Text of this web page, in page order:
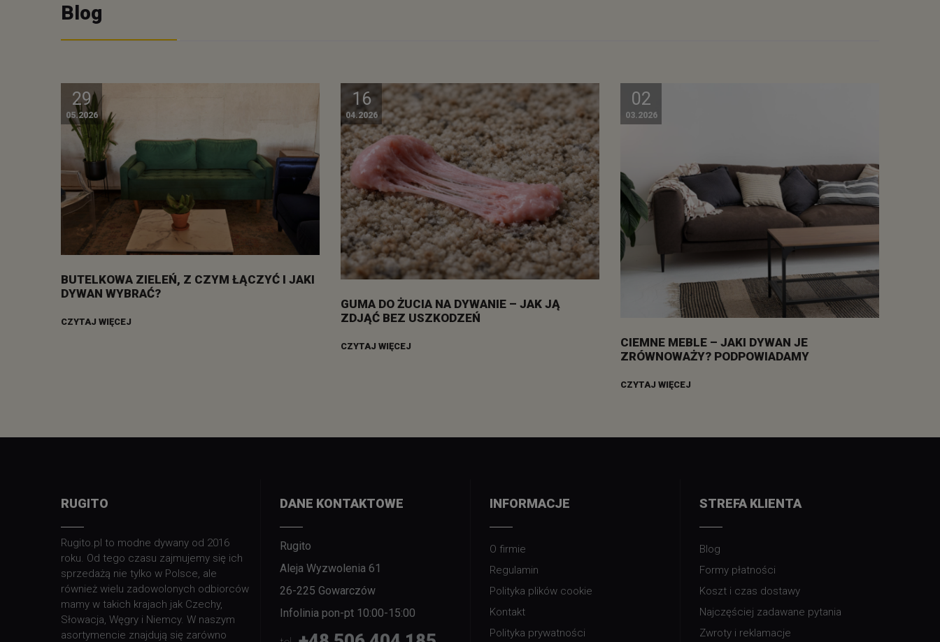
Blog
29
05.2026
BUTELKOWA ZIELEŃ, Z CZYM ŁĄCZYĆ I JAKI
DYWAN WYBRAĆ?
CZYTAJ WIĘCEJ
16
04.2026
GUMA DO ŻUCIA NA DYWANIE – JAK JĄ
ZDJĄĆ BEZ USZKODZEŃ
CZYTAJ WIĘCEJ
02
03.2026
CIEMNE MEBLE – JAKI DYWAN JE
ZRÓWNOWAŻY? PODPOWIADAMY
CZYTAJ WIĘCEJ
RUGITO
Rugito.pl to modne dywany od 2016
roku. Od tego czasu zajmujemy się ich
sprzedażą nie tylko w Polsce, ale
również wielu zadowolonych odbiorców
mamy w takich krajach jak Czechy,
Słowacja, Węgry i Niemcy. W naszym
asortymencie znajdują się zarówno
DANE KONTAKTOWE
Rugito
Aleja Wyzwolenia 61
26-225 Gowarczów
Infolinia pon-pt 10:00-15:00
INFORMACJE
O firmie
Regulamin
Polityka plików cookie
Kontakt
Polityka prywatności
STREFA KLIENTA
Blog
Formy płatności
Koszt i czas dostawy
Najczęściej zadawane pytania
Zwroty i reklamacje